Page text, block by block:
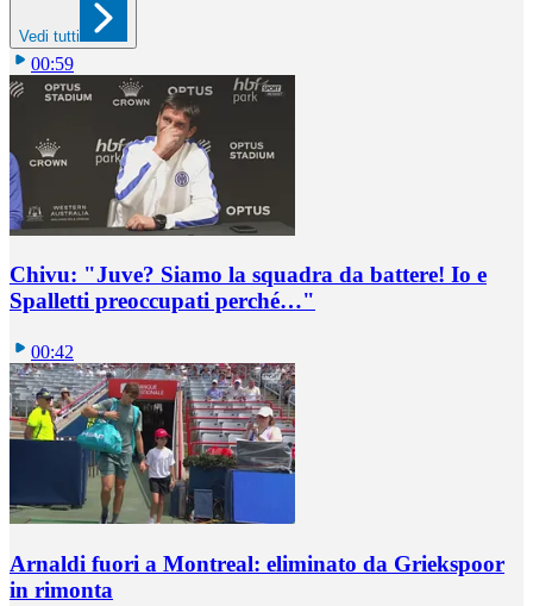
Vedi tutti
00:59
Chivu: "Juve? Siamo la squadra da battere! Io e
Spalletti preoccupati perché…"
00:42
Arnaldi fuori a Montreal: eliminato da Griekspoor
in rimonta